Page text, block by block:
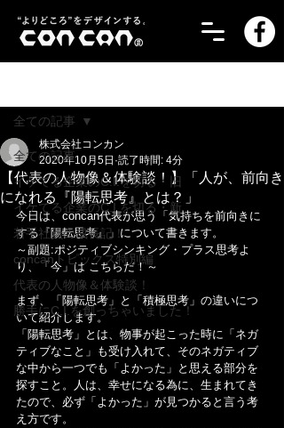
全ての記事
イケてる企業のC.I.を切る・旧
イケてる企業のC.I.を切る・新
若手社員の成長記！
concanトピックス特別編
代表の人物像＆体験談！
勝手にC.I.を創っちゃいました！
全ての記事
【代表の人物像＆体験談！】「人が、前向き
になれる『陽転思考』とは？」
株式会社コンカン
2020年10月5日 読了時間: 4分
今日は、concan代表が思う「気持ちを前向きに
する『陽転思考』」について書きます。
～副題:ポジティブシンキング・プラス思考よ
り、「今」は こちらだ！～
まず、「陽転思考」と「積極思考」の違いにつ
いて紹介します。
「陽転思考」とは、物事が起こった時に「ネガ
ティブなこと」も受け入れて、そのネガティブ
な中から一つでも「よかった」と思える部分を
探すこと。人は、幸せになる為に、生まれてき
たので、必ず「よかった」が見つかると言う考
え方です。